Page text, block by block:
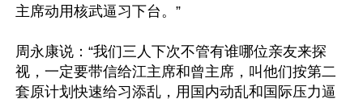
主席动用核武逼习下台。”
周永康说：“我们三人下次不管有谁哪位亲友来探
视，一定要带信给江主席和曾主席，叫他们按第二
套原计划快速给习添乱，用国内动乱和国际压力逼